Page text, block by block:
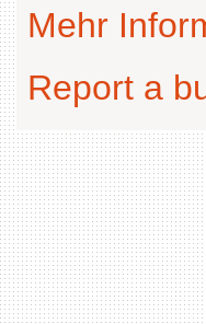
Mehr
Report a